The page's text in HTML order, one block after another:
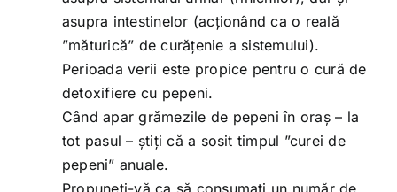
asupra intestinelor (acționând ca o reală
”măturică” de curățenie a sistemului).
Perioada verii este propice pentru o cură de
detoxifiere cu pepeni.
Când apar grămezile de pepeni în oraș – la
tot pasul – știți că a sosit timpul ”curei de
pepeni” anuale.